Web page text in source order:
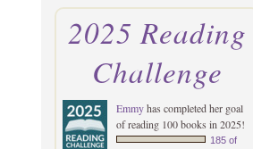
2025 Reading
Challenge
Emmyhas completed her goal
of reading 100 books in 2025!
185 of